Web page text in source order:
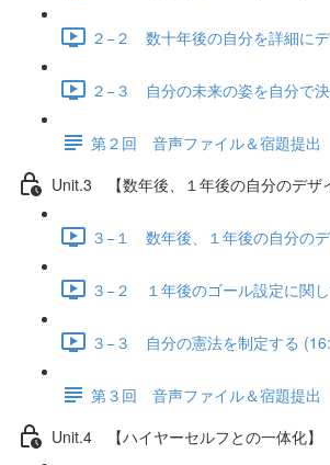
２−２ 数十年後の自分を詳細に
２−３ 自分の未来の姿を自分で
第２回 音声ファイル＆宿題提出
Unit.3 【数年後、１年後の自分のデザ
３−１ 数年後、１年後の自分の
３−２ １年後のゴール設定に関
３−３ 自分の憲法を制定する
第３回 音声ファイル＆宿題提出
Unit.4 【ハイヤーセルフとの一体化】